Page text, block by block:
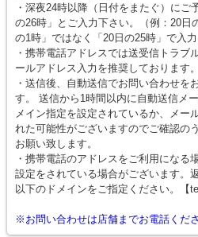
・深夜24時以降（日付をまたぐ）にご
の26時」とご入力下さい。（例：20日
の1時」ではなく「20日の25時」で入力
・携帯電話アドレスでは送受信トラブ
ールアドレス入力を推奨しております。
・送信後、自動送信でお問い合わせを
す。 送信から1時間以内に自動送信メ
メイン指定を設定されているか、メー
れた可能性がございますのでご確認の
お願い致します。
・携帯電話のアドレスをご利用になる
設定をされている場合がございます。
以下のドメインをご指定ください。【
※お問い合わせは店舗までお電話くだ